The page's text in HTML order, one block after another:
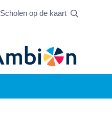
Scholen op de kaart